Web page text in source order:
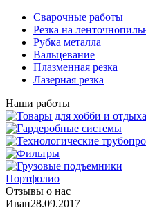
Сварочные работы
Резка на
Рубка металла
Вальцевание
Плазменная резка
Лазерная резка
Наши работы
Портфолио
Отзывы о нас
Иван28.09.2017